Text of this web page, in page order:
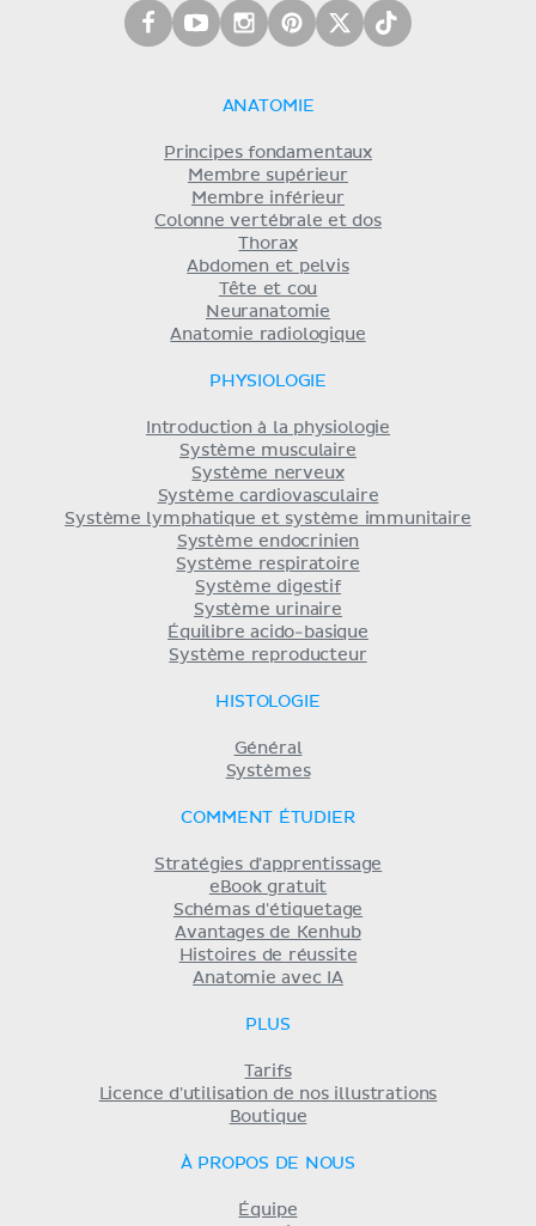
ANATOMIE
Principes fondamentaux
Membre supérieur
Membre inférieur
Colonne vertébrale et dos
Thorax
Abdomen et pelvis
Tête et cou
Neuranatomie
Anatomie radiologique
PHYSIOLOGIE
Introduction à la physiologie
Système musculaire
Système nerveux
Système cardiovasculaire
Système lymphatique et système immunitaire
Système endocrinien
Système respiratoire
Système digestif
Système urinaire
Équilibre acido-basique
Système reproducteur
HISTOLOGIE
Général
Systèmes
COMMENT ÉTUDIER
Stratégies d'apprentissage
eBook gratuit
Schémas d'étiquetage
Avantages de Kenhub
Histoires de réussite
Anatomie avec IA
PLUS
Tarifs
Licence d'utilisation de nos illustrations
Boutique
À PROPOS DE NOUS
Équipe